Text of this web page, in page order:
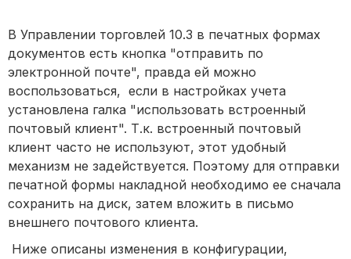
В Управлении торговлей 10.3 в печатных формах
документов есть кнопка "отправить по
электронной почте", правда ей можно
воспользоваться, если в настройках учета
установлена галка "использовать встроенный
почтовый клиент". Т.к. встроенный почтовый
клиент часто не используют, этот удобный
механизм не задействуется. Поэтому для отправки
печатной формы накладной необходимо ее сначала
сохранить на диск, затем вложить в письмо
внешнего почтового клиента.
Ниже описаны изменения в конфигурации,